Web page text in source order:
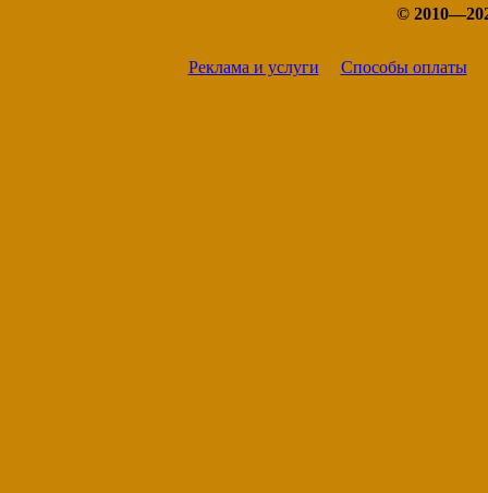
©
Реклама и услуги Способы оплаты